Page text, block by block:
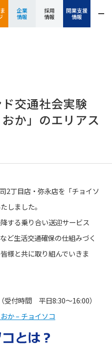
企業
情報
採用
情報
開業支援
情報
交通社会実験
か」のエリアス
2丁目店・弥永店を「チョイソ
しました。
する乗り合い送迎サービス
ど生活交通確保の仕組みづく
様と共に取り組んでいきま
（受付時間 平日8:30～16:00）
か – チョイソコ